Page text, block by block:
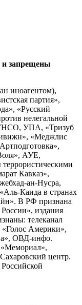
и запрещены
иноагентом),
партия»,
«Русский
нелегальной
УПА, «Тризуб
«Меджлис
АУЕ,
Кавказ»,
ан-Нусра,
Каида в странах
В РФ признана
издания
телеканал
Америки»,
ОВД-инфо.
центр.